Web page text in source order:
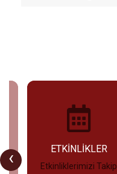
‹ ETKİNLİKLER
Etkinliklerimizi Takip